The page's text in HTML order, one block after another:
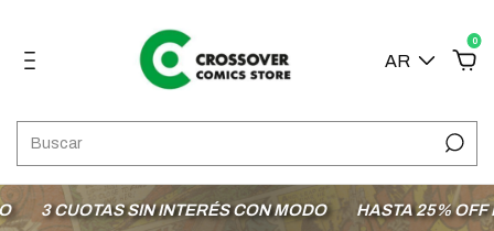
AR
0
3 CUOTAS SIN INTERÉS CON MODO HASTA 25% OFF EN